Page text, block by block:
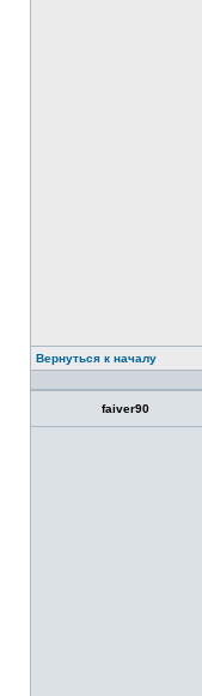
Вернуться к началу
faiver90